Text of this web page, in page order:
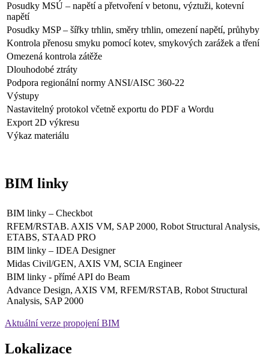
Posudky MSÚ – napětí a přetvoření v betonu, výztuži, kotevní
napětí
Posudky MSP – šířky trhlin, směry trhlin, omezení napětí, průhyby
Kontrola přenosu smyku pomocí kotev, smykových zarážek a tření
Omezená kontrola zátěže
Dlouhodobé ztráty
Podpora regionální normy ANSI/AISC 360-22
Výstupy
Nastavitelný protokol včetně exportu do PDF a Wordu
Export 2D výkresu
Výkaz materiálu
BIM linky
BIM linky – Checkbot
RFEM/RSTAB. AXIS VM, SAP 2000, Robot Structural Analysis,
ETABS, STAAD PRO
BIM linky – IDEA Designer
Midas Civil/GEN, AXIS VM, SCIA Engineer
BIM linky - přímé API do Beam
Advance Design, AXIS VM, RFEM/RSTAB, Robot Structural
Analysis, SAP 2000
Aktuální verze propojení BIM
Lokalizace